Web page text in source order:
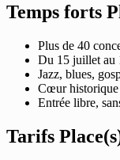
Temps forts
Plus de 40
Du 15 juillet au
Jazz, blues,
Cœur
Entrée libre,
Tarifs